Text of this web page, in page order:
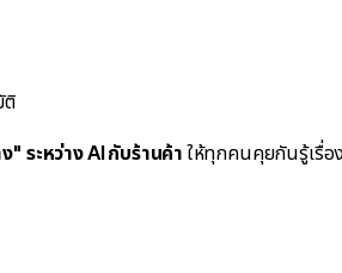
ติ
" ระหว่าง AI กับร้านค้าให้ทุกคนคุยกันรู้เรื่